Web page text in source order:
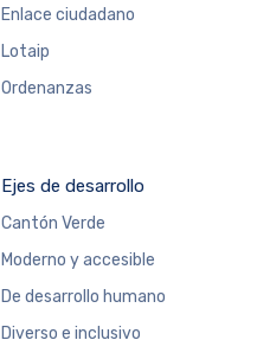
Enlace ciudadano
Lotaip
Ordenanzas
Ejes de desarrollo
Cantón Verde
Moderno y accesible
De desarrollo humano
Diverso e inclusivo